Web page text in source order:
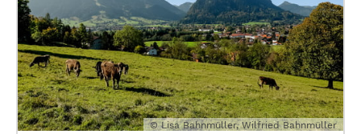
© Lisa Bahnmüller, Wilfried Bahnmüller